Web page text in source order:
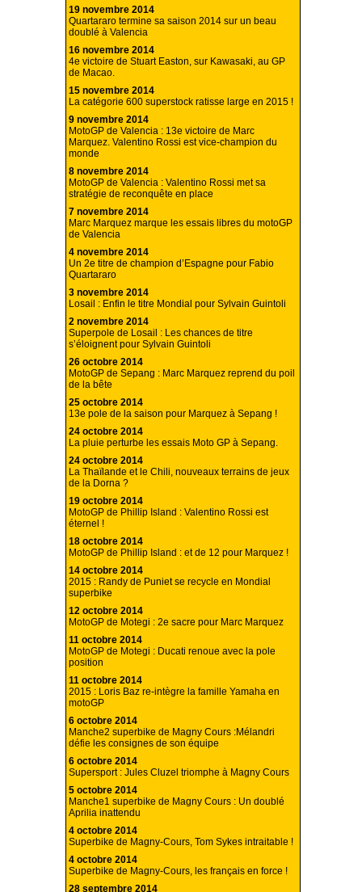
19 novembre 2014
Quartararo termine sa saison 2014 sur un beau
doublé à Valencia
16 novembre 2014
4e victoire de Stuart Easton, sur Kawasaki, au GP
de Macao.
15 novembre 2014
La catégorie 600 superstock ratisse large en 2015 !
9 novembre 2014
MotoGP de Valencia : 13e victoire de Marc
Marquez. Valentino Rossi est vice-champion du
monde
8 novembre 2014
MotoGP de Valencia : Valentino Rossi met sa
stratégie de reconquête en place
7 novembre 2014
Marc Marquez marque les essais libres du motoGP
de Valencia
4 novembre 2014
Un 2e titre de champion d’Espagne pour Fabio
Quartararo
3 novembre 2014
Losail : Enfin le titre Mondial pour Sylvain Guintoli
2 novembre 2014
Superpole de Losail : Les chances de titre
s’éloignent pour Sylvain Guintoli
26 octobre 2014
MotoGP de Sepang : Marc Marquez reprend du poil
de la bête
25 octobre 2014
13e pole de la saison pour Marquez à Sepang !
24 octobre 2014
La pluie perturbe les essais Moto GP à Sepang.
24 octobre 2014
La Thaïlande et le Chili, nouveaux terrains de jeux
de la Dorna ?
19 octobre 2014
MotoGP de Phillip Island : Valentino Rossi est
éternel !
18 octobre 2014
MotoGP de Phillip Island : et de 12 pour Marquez !
14 octobre 2014
2015 : Randy de Puniet se recycle en Mondial
superbike
12 octobre 2014
MotoGP de Motegi : 2e sacre pour Marc Marquez
11 octobre 2014
MotoGP de Motegi : Ducati renoue avec la pole
position
11 octobre 2014
2015 : Loris Baz re-intègre la famille Yamaha en
motoGP
6 octobre 2014
Manche2 superbike de Magny Cours :Mélandri
défie les consignes de son équipe
6 octobre 2014
Supersport : Jules Cluzel triomphe à Magny Cours
5 octobre 2014
Manche1 superbike de Magny Cours : Un doublé
Aprilia inattendu
4 octobre 2014
Superbike de Magny-Cours, Tom Sykes intraitable !
4 octobre 2014
Superbike de Magny-Cours, les français en force !
28 septembre 2014